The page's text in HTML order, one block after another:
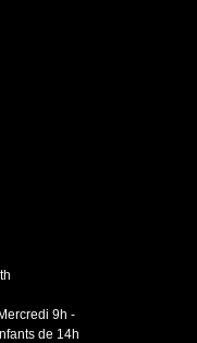
9h -
de 14h